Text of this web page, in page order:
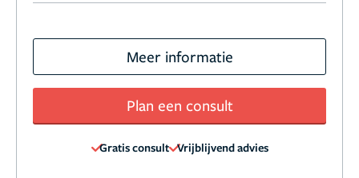
Meer informatie
Plan een consult
Gratis consult Vrijblijvend advies